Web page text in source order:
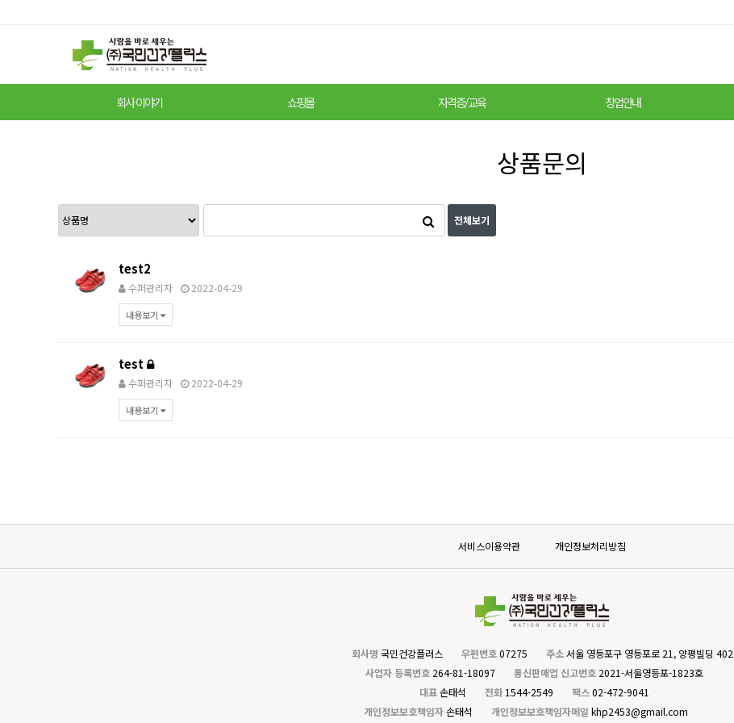
회사 이야기 쇼핑몰 자격증/교육 창업안내
상품문의
전체보기
test2
수퍼관리자 2022-04-29
내용보기
test
수퍼관리자 2022-04-29
내용보기
서비스이용약관 개인정보처리방침
회사명 국민건강플러스 우편번호07275 주소서울 영등포구 영등포로 21, 양평빌딩 402
사업자 등록번호264-81-18097 통신판매업 신고번호2021-서울영등포-1823호
대표손태석 전화1544-2549 팩스02-472-9041
개인정보보호책임자손태석 개인정보보호책임자메일 khp2453@gmail.com